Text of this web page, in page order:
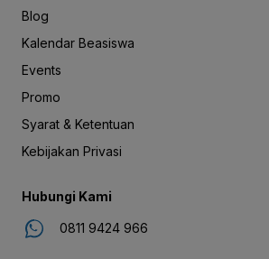
Blog
Kalendar Beasiswa
Events
Promo
Syarat & Ketentuan
Kebijakan Privasi
Hubungi Kami
0811 9424 966